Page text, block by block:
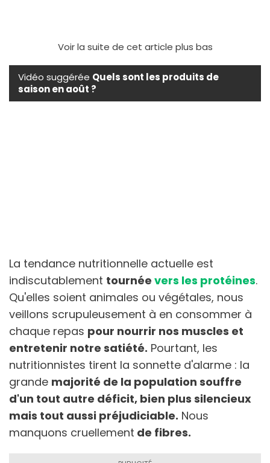
Voir la suite de cet article plus bas
Vidéo suggérée Quels sont les produits de
saison en août ?
La tendance nutritionnelle actuelle est
indiscutablement tournée vers les protéines.
Qu'elles soient animales ou végétales, nous
veillons scrupuleusement à en consommer à
chaque repas pour nourrir nos muscles et
entretenir notre satiété. Pourtant, les
nutritionnistes tirent la sonnette d'alarme : la
grande majorité de la population souffre
d'un tout autre déficit, bien plus silencieux
mais tout aussi préjudiciable. Nous
manquons cruellement de fibres.